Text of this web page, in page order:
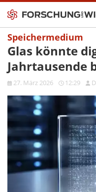
Speichermedium
Glas könnte
Jahrtausende
27. März 2026 12:29